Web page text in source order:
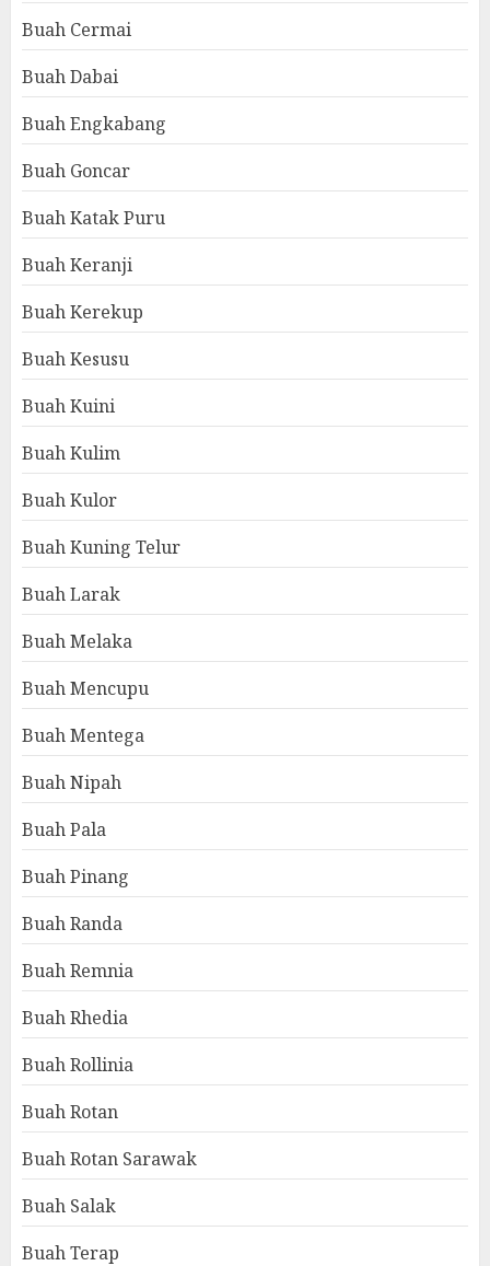
Buah Cermai
Buah Dabai
Buah Engkabang
Buah Goncar
Buah Katak Puru
Buah Keranji
Buah Kerekup
Buah Kesusu
Buah Kuini
Buah Kulim
Buah Kulor
Buah Kuning Telur
Buah Larak
Buah Melaka
Buah Mencupu
Buah Mentega
Buah Nipah
Buah Pala
Buah Pinang
Buah Randa
Buah Remnia
Buah Rhedia
Buah Rollinia
Buah Rotan
Buah Rotan Sarawak
Buah Salak
Buah Terap